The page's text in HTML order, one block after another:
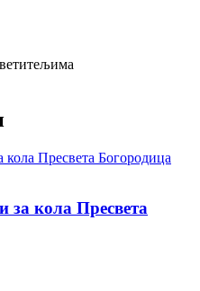
за кола Пресвета